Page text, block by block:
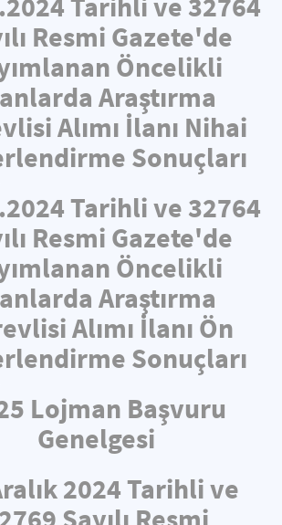
Resmi Gazete'de
Öncelikli
Araştırma
Alımı İlanı Nihai
Sonuçları
Tarihli ve 32764
Resmi Gazete'de
Öncelikli
Araştırma
Alımı İlanı Ön
Sonuçları
Lojman Başvuru
Genelgesi
2024 Tarihli ve